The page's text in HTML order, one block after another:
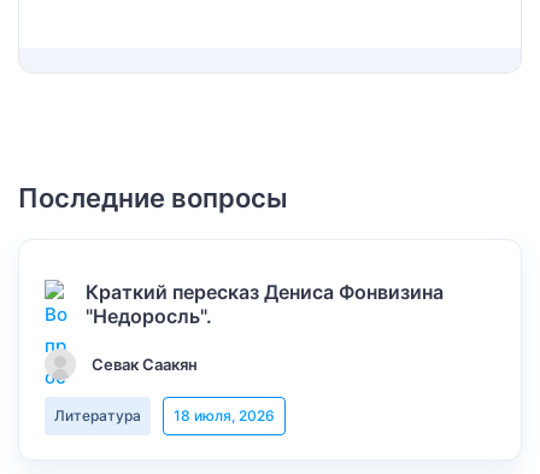
Последние вопросы
Краткий пересказ Дениса Фонвизина
"Недоросль".
Севак Саакян
Литература 18 июля, 2026